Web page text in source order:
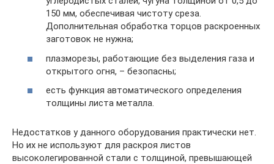
150 мм, обеспечивая чистоту среза.
Дополнительная обработка торцов раскроенных
заготовок не нужна;
плазморезы, работающие без выделения газа и
открытого огня, – безопасны;
есть функция автоматического определения
толщины листа металла.
Недостатков у данного оборудования практически нет.
Но их не используют для раскроя листов
высоколегированной стали с толщиной, превышающей